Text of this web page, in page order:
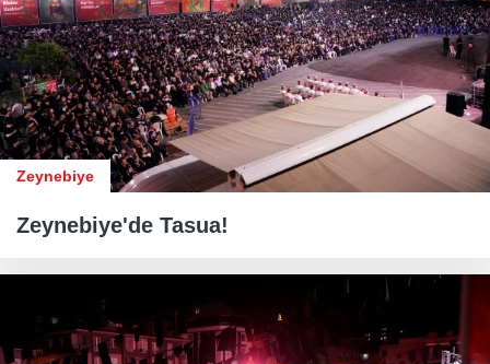
Zeynebiye
Zeynebiye'de Tasua!